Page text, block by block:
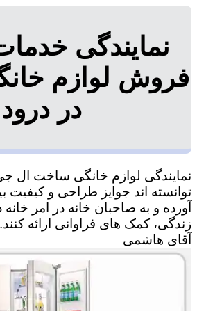
نمایندگی
فروش لوازم
در درود
نمایندگی لوازم خانگی ساخت ال
توانسته اند جوایز طراحی و
آورده و به صاحبان خانه در امر خانه
آقای هاشمی